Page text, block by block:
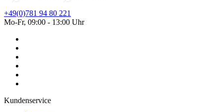
+49(0)781 94 80 221
Mo-Fr, 09:00 - 13:00 Uhr
Kundenservice